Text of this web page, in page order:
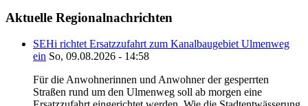
Aktuelle Regionalnachrichten
SEHi richtet Ersatzzufahrt zum Kanalbaugebiet Ulmenweg
ein So, 09.08.2026 - 14:58
Für die Anwohnerinnen und Anwohner der gesperrten
Straßen rund um den Ulmenweg soll ab morgen eine